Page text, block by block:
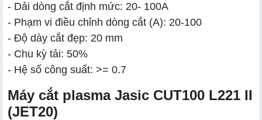
- Dải dòng cắt định mức: 20- 100A
- Phạm vi điều chỉnh dòng cắt (A): 20-100
- Độ dày cắt đẹp: 20 mm
- Chu kỳ tải: 50%
- Hệ số công suất: >= 0.7
Máy cắt plasma Jasic CUT100 L221 II
(JET20)